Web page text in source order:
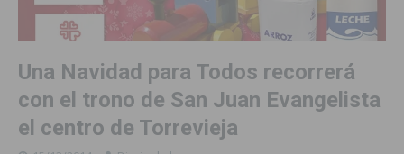
Una Navidad para Todos recorrerá
con el trono de San Juan Evangelista
el centro de Torrevieja